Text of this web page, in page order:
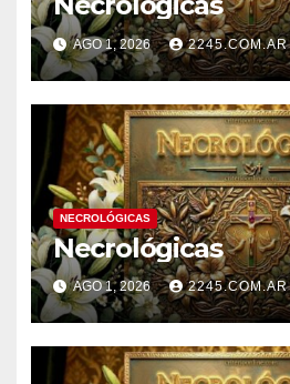
AGO 1, 2026 2245.COM.AR
NECROLÓGICAS
Necrológicas
AGO 1, 2026 2245.COM.AR